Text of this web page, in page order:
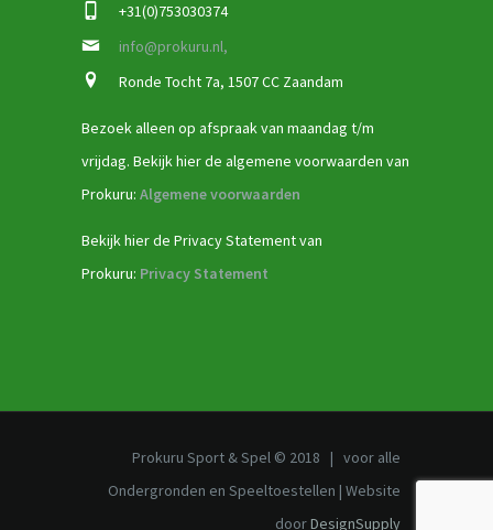
+31(0)753030374
info@prokuru.nl,
Ronde Tocht 7a, 1507 CC Zaandam
Bezoek alleen op afspraak van maandag t/m
vrijdag. Bekijk hier de algemene voorwaarden van
Prokuru: Algemene voorwaarden
Bekijk hier de Privacy Statement van
Prokuru: Privacy Statement
Prokuru Sport & Spel © 2018 | voor alle
Ondergronden en Speeltoestellen | Website
doorDesignSupply